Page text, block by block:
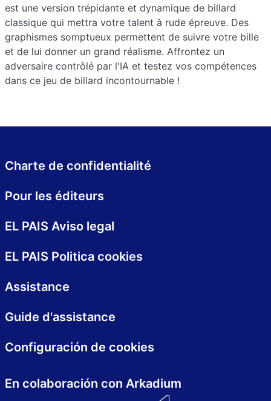
est une version trépidante et dynamique de billard
classique qui mettra votre talent à rude épreuve. Des
graphismes somptueux permettent de suivre votre bille
et de lui donner un grand réalisme. Affrontez un
adversaire contrôlé par l'IA et testez vos compétences
dans ce jeu de billard incontournable !
En colaboración con Arkadium
Charte de confidentialité
EL PAIS Aviso legal
Assistance
Pour les éditeurs
EL PAIS Politica cookies
Guide d'assistance
Configuración de cookies